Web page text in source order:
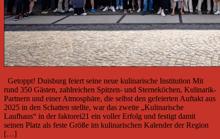
Getoppt! Duisburg feiert seine neue kulinarische Institution Mit
rund 350 Gästen, zahlreichen Spitzen- und Sterneköchen, Kulinarik-
Partnern und einer Atmosphäre, die selbst den gefeierten Auftakt aus
2025 in den Schatten stellte, war das zweite „Kulinarische
Laufhaus“ in der faktorei21 ein voller Erfolg und festigt damit
seinen Platz als feste Größe im kulinarischen Kalender der Region
[…]